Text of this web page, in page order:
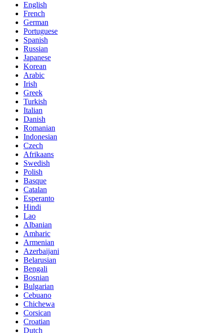
English
French
German
Portuguese
Spanish
Russian
Japanese
Korean
Arabic
Irish
Greek
Turkish
Italian
Danish
Romanian
Indonesian
Czech
Afrikaans
Swedish
Polish
Basque
Catalan
Esperanto
Hindi
Lao
Albanian
Amharic
Armenian
Azerbaijani
Belarusian
Bengali
Bosnian
Bulgarian
Cebuano
Chichewa
Corsican
Croatian
Dutch